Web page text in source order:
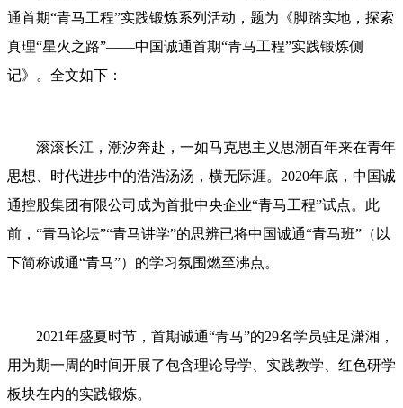
通首期“青马工程”实践锻炼系列活动，题为《脚踏实地，探索
真理“星火之路”——中国诚通首期“青马工程”实践锻炼侧
记》。全文如下：
滚滚长江，潮汐奔赴，一如马克思主义思潮百年来在青年
思想、时代进步中的浩浩汤汤，横无际涯。2020年底，中国诚
通控股集团有限公司成为首批中央企业“青马工程”试点。此
前，“青马论坛”“青马讲学”的思辨已将中国诚通“青马班”（以
下简称诚通“青马”）的学习氛围燃至沸点。
2021年盛夏时节，首期诚通“青马”的29名学员驻足潇湘，
用为期一周的时间开展了包含理论导学、实践教学、红色研学
板块在内的实践锻炼。